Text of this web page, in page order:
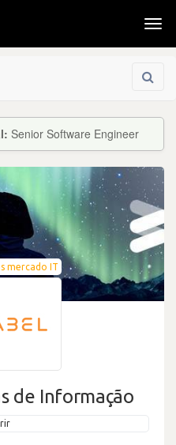
Senior Software Engineer
mercado IT
de Informação